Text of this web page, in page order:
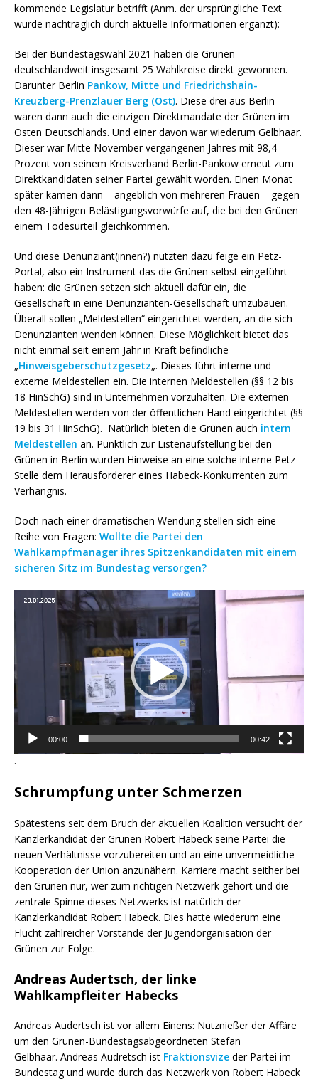
kommende Legislatur betrifft (Anm. der ursprüngliche Text
wurde nachträglich durch aktuelle Informationen ergänzt):
Bei der Bundestagswahl 2021 haben die Grünen
deutschlandweit insgesamt 25 Wahlkreise direkt gewonnen.
Darunter Berlin Pankow, Mitte und Friedrichshain-
Kreuzberg-Prenzlauer Berg (Ost). Diese drei aus Berlin
waren dann auch die einzigen Direktmandate der Grünen im
Osten Deutschlands. Und einer davon war wiederum Gelbhaar.
Dieser war Mitte November vergangenen Jahres mit 98,4
Prozent von seinem Kreisverband Berlin-Pankow erneut zum
Direktkandidaten seiner Partei gewählt worden. Einen Monat
später kamen dann – angeblich von mehreren Frauen – gegen
den 48-Jährigen Belästigungsvorwürfe auf, die bei den Grünen
einem Todesurteil gleichkommen.
Und diese Denunziant(innen?) nutzten dazu feige ein Petz-
Portal, also ein Instrument das die Grünen selbst eingeführt
haben: die Grünen setzen sich aktuell dafür ein, die
Gesellschaft in eine Denunzianten-Gesellschaft umzubauen.
Überall sollen „Meldestellen“ eingerichtet werden, an die sich
Denunzianten wenden können. Diese Möglichkeit bietet das
nicht einmal seit einem Jahr in Kraft befindliche
„Hinweisgeberschutzgesetz„. Dieses führt interne und
externe Meldestellen ein. Die internen Meldestellen (§§ 12 bis
18 HinSchG) sind in Unternehmen vorzuhalten. Die externen
Meldestellen werden von der öffentlichen Hand eingerichtet (§§
19 bis 31 HinSchG). Natürlich bieten die Grünen auch intern
Meldestellen an. Pünktlich zur Listenaufstellung bei den
Grünen in Berlin wurden Hinweise an eine solche interne Petz-
Stelle dem Herausforderer eines Habeck-Konkurrenten zum
Verhängnis.
Doch nach einer dramatischen Wendung stellen sich eine
Reihe von Fragen: Wollte die Partei den
Wahlkampfmanager ihres Spitzenkandidaten mit einem
sicheren Sitz im Bundestag versorgen?
Video-
Player
00:00 00:42
.
Schrumpfung unter Schmerzen
Spätestens seit dem Bruch der aktuellen Koalition versucht der
Kanzlerkandidat der Grünen Robert Habeck seine Partei die
neuen Verhältnisse vorzubereiten und an eine unvermeidliche
Kooperation der Union anzunähern. Karriere macht seither bei
den Grünen nur, wer zum richtigen Netzwerk gehört und die
zentrale Spinne dieses Netzwerks ist natürlich der
Kanzlerkandidat Robert Habeck. Dies hatte wiederum eine
Flucht zahlreicher Vorstände der Jugendorganisation der
Grünen zur Folge.
Andreas Audertsch, der linke
Wahlkampfleiter Habecks
Andreas Audertsch ist vor allem Einens: Nutznießer der Affäre
um den Grünen-Bundestagsabgeordneten Stefan
Gelbhaar. Andreas Audretsch ist Fraktionsvize der Partei im
Bundestag und wurde durch das Netzwerk von Robert Habeck